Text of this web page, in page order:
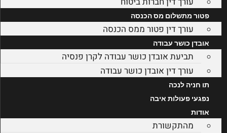
פטור מתשלום מס הכנסה
עורך דין פטור ממס הכנסה
אובדן כושר עבודה
תביעת אובדן כושר עבודה לקרן פנסיה
עורך דין אובדן כושר עבודה
תו חניה לנכה
נפגעי פעולות איבה
אודות
מהתקשורת